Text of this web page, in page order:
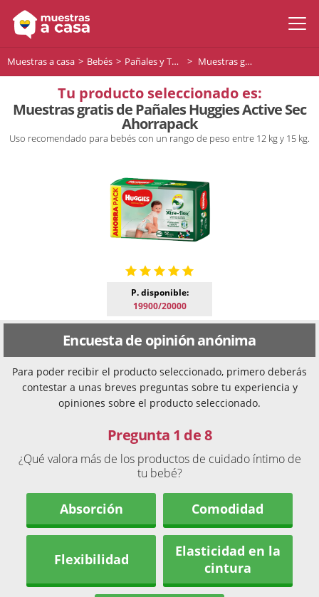
Muestras a casa Bebés Pañales y Toallitas para bebés Muestras gratis de Pañales Huggies Active Sec Ahorrapack
Tu producto seleccionado es:
Muestras gratis de Pañales Huggies Active Sec
Ahorrapack
Uso recomendado para bebés con un rango de peso entre 12 kg y 15 kg.
P. disponible:
19900/20000
Encuesta de opinión anónima
Para poder recibir el producto seleccionado, primero deberás
contestar a unas breves preguntas sobre tu experiencia y
opiniones sobre el producto seleccionado.
Pregunta 1 de 8
¿Qué valora más de los productos de cuidado íntimo de
tu bebé?
Absorción Comodidad
Flexibilidad
Elasticidad en la
cintura